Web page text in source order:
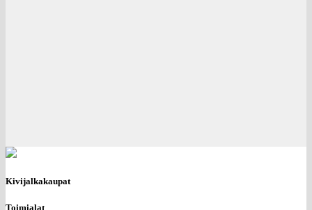
Kivijalkakaupat
Toimialat